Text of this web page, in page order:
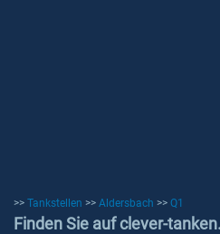
>> Tankstellen >> Aldersbach >> Q1
Finden Sie auf clever-